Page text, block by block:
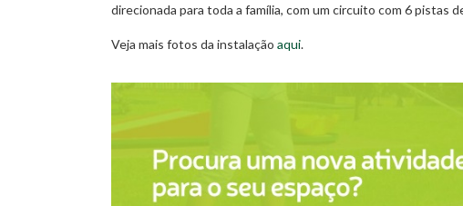
direcionada para toda a família, com um circuito com 6 pistas
Veja mais fotos da instalação aqui.